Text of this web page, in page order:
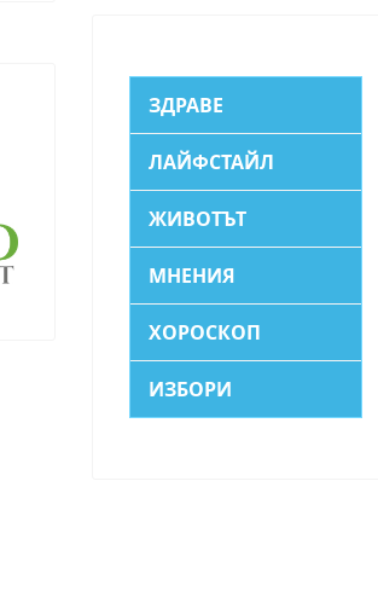
ЗДРАВЕ
ЛАЙФСТАЙЛ
ЖИВОТЪТ
МНЕНИЯ
ХОРОСКОП
ИЗБОРИ